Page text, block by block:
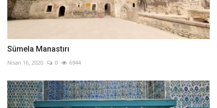
Sümela Manastırı
Nisan 16, 2020 0 6944